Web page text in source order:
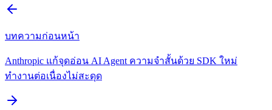
บทความก่อนหน้า
Anthropic แก้จุดอ่อน AI Agent ความจำสั้นด้วย SDK ใหม่
ทำงานต่อเนื่องไม่สะดุด